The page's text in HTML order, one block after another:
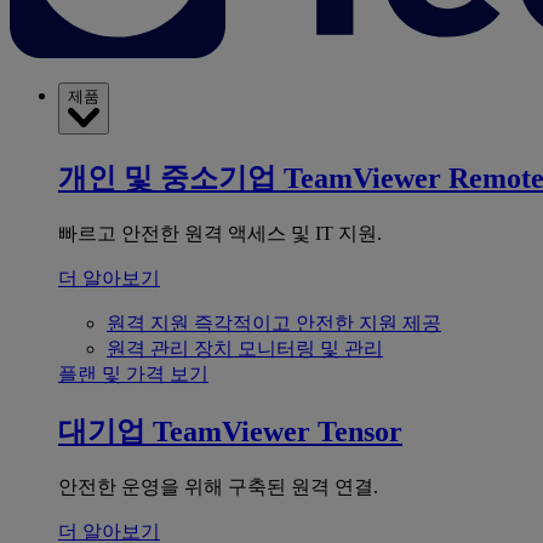
제품
개인 및 중소기업 TeamViewer Remote
빠르고 안전한 원격 액세스 및 IT 지원.
더 알아보기
원격 지원 즉각적이고 안전한 지원 제공
원격 관리 장치 모니터링 및 관리
플랜 및 가격 보기
대기업 TeamViewer Tensor
안전한 운영을 위해 구축된 원격 연결.
더 알아보기